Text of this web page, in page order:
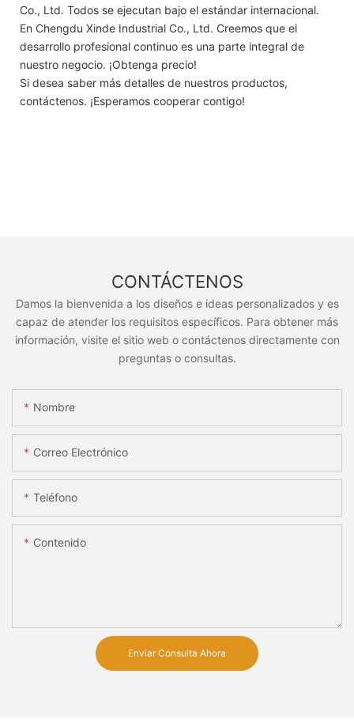
Co., Ltd. Todos se ejecutan bajo el estándar internacional.
En Chengdu Xinde Industrial Co., Ltd. Creemos que el
desarrollo profesional continuo es una parte integral de
nuestro negocio. ¡Obtenga precio!
Si desea saber más detalles de nuestros productos,
contáctenos. ¡Esperamos cooperar contigo!
CONTÁCTENOS
Damos la bienvenida a los diseños e ideas personalizados y es
capaz de atender los requisitos específicos. Para obtener más
información, visite el sitio web o contáctenos directamente con
preguntas o consultas.
Nombre
Correo Electrónico
Teléfono
Contenido
Enviar Consulta Ahora